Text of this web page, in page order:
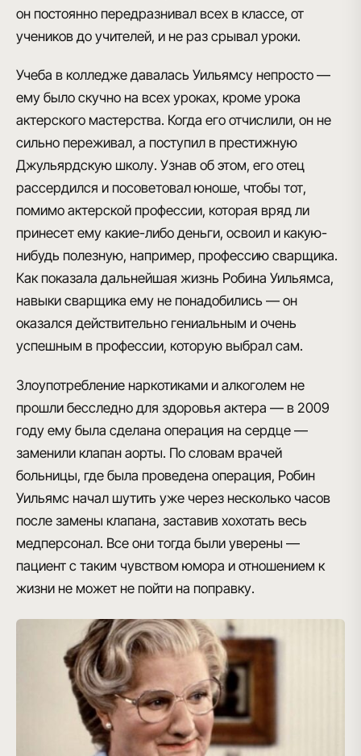
он постоянно передразнивал всех в классе, от
учеников до учителей, и не раз срывал уроки.
Учеба в колледже давалась Уильямсу непросто —
ему было скучно на всех уроках, кроме урока
актерского мастерства. Когда его отчислили, он не
сильно переживал, а поступил в престижную
Джульярдскую школу. Узнав об этом, его отец
рассердился и посоветовал юноше, чтобы тот,
помимо актерской профессии, которая вряд ли
принесет ему какие-либо деньги, освоил и какую-
нибудь полезную, например, профессию сварщика.
Как показала дальнейшая жизнь Робина Уильямса,
навыки сварщика ему не понадобились — он
оказался действительно гениальным и очень
успешным в профессии, которую выбрал сам.
Злоупотребление наркотиками и алкоголем не
прошли бесследно для здоровья актера — в 2009
году ему была сделана операция на сердце —
заменили клапан аорты. По словам врачей
больницы, где была проведена операция, Робин
Уильямс начал шутить уже через несколько часов
после замены клапана, заставив хохотать весь
медперсонал. Все они тогда были уверены —
пациент с таким чувством юмора и отношением к
жизни не может не пойти на поправку.